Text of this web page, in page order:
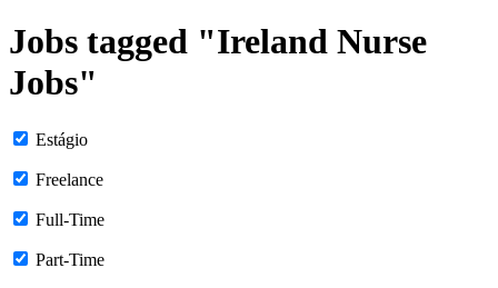
Jobs tagged "Ireland Nurse
Jobs"
Estágio
Freelance
Full-Time
Part-Time